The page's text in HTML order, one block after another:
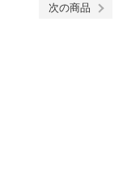
次の商品